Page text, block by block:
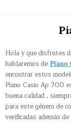
Hola y que disfrutes
hablaremos dePiano
encontrar estos
Piano Casio Ap 700
buena calidad ,
para este género de
verificadas además